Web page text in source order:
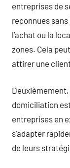
entreprises de
reconnues
l’achat ou la
zones. Cela
attirer une
domiciliation
entreprises en
s’adapter
de leurs